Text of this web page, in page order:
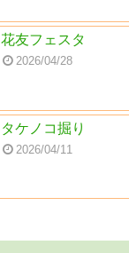
花友フェスタ
2026/04/28
タケノコ掘り
2026/04/11